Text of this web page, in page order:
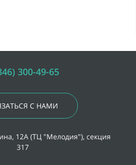
300-49-65
С НАМИ
12А (ТЦ "Мелодия"), секция
317